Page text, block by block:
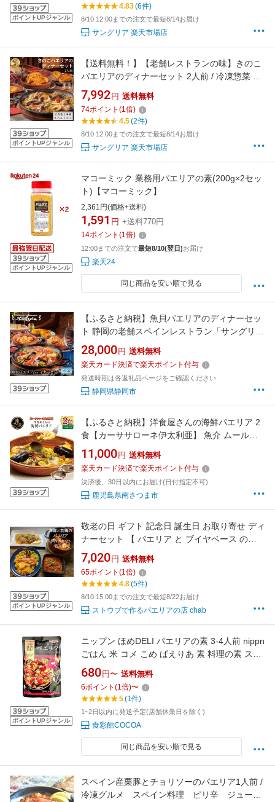
ポイントUPジャンル
4.83(6件)
8/10 12:00までの注文で最短8/14お届け
サングリア 楽天市場店
ポイントUPジャンル
【送料無料！】【老舗レストランの味】きのこ
パエリアのディナーセット 2人前 / 冷凍惣菜 コ
ース料理 お取り寄せ セットディナー 詰め
合わせ お得セット 温めるだけ ジューシ
ー 世界のグルメ スーパーフード
7,992 円 送料無料
74ポイント (1倍)
4.5(2件)
8/10 12:00までの注文で最短8/14お届け
サングリア 楽天市場店
ポイントUPジャンル
マコーミック 業務用パエリアの素(200g×2セッ
ト)【マコーミック】
2,361円(価格+送料)
1,591 円 +送料770円
14ポイント (1倍)
12:00までの注文で最短8/10(翌日)お届け
楽天24
同じ商品を安い順で見る
【ふるさと納税】魚貝パエリアのディナーセッ
ト 静岡の老舗スペインレストラン「サングリ
ア」 冷凍 スペイン料理 パエリア タパス ワイン
バル バール◇
28,000 円 送料無料
楽天カード決済で楽天ポイント付与
発送時期は各返礼品ページをご確認ください
静岡県静岡市
【ふるさと納税】洋食屋さんの海鮮パエリア 2
食【カーササローネ伊太利亜】 魚介 ムール貝
たかえび 薩摩甘海老 ヒゲナガエビ 特産品 2人
前 電子レンジ 温めるだけ 簡単調理 時短調理 冷
凍 鹿児島県南さつま 送料無料
11,000 円 送料無料
楽天カード決済で楽天ポイント付与
決済後、30日以内にお届け(日付指定不可)
鹿児島県南さつま市
ポイントUPジャンル
敬老の日 ギフト 記念日 誕生日 お取り寄せ ディ
ナーセット 【 パエリア と ブイヤベース の
chab グルメセット】 2人前 冷凍 レンジ 湯煎
スペイン料理 ホームパーティー
7,020 円 送料無料
65ポイント (1倍)
4.8(5件)
8/10 15:00までの注文で最短8/22お届け
ストウブで作るパエリアの店 chab
ポイントUPジャンル
ニップン ほめDELI パエリアの素 3-4人前 nippn
ごはん 米 コメ こめ ぱえりあ 素 料理の素 スペ
イン料理 洋食 ホームパーティー ギフト プレゼ
ント インスタント セット 即席
680 円〜 送料無料
6ポイント (1倍)〜
5(1件)
1~2日以内に発送予定(店舗休業日を除く)
食彩館COCOA
同じ商品を安い順で見る
スペイン産栗豚とチョリソーのパエリア1人前 /
冷凍グルメ スペイン料理 ピリ辛 ジューシ